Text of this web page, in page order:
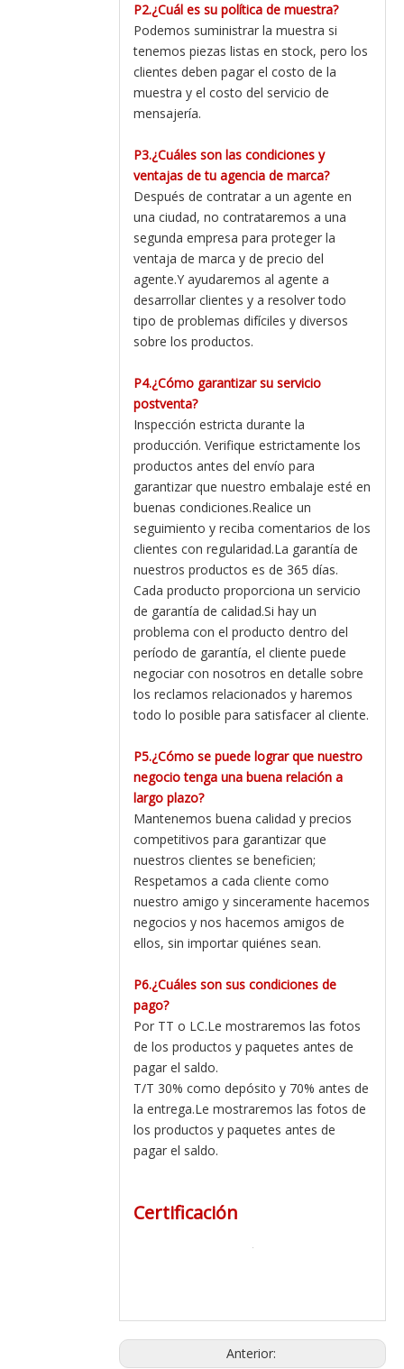
P2.¿Cuál es su política de muestra?
Podemos suministrar la muestra si
tenemos piezas listas en stock, pero los
clientes deben pagar el costo de la
muestra y el costo del servicio de
mensajería.
P3.¿Cuáles son las condiciones y
ventajas de tu agencia de marca?
Después de contratar a un agente en
una ciudad, no contrataremos a una
segunda empresa para proteger la
ventaja de marca y de precio del
agente.Y ayudaremos al agente a
desarrollar clientes y a resolver todo
tipo de problemas difíciles y diversos
sobre los productos.
P4.¿Cómo garantizar su servicio
postventa?
Inspección estricta durante la
producción. Verifique estrictamente los
productos antes del envío para
garantizar que nuestro embalaje esté en
buenas condiciones.Realice un
seguimiento y reciba comentarios de los
clientes con regularidad.La garantía de
nuestros productos es de 365 días.
Cada producto proporciona un servicio
de garantía de calidad.Si hay un
problema con el producto dentro del
período de garantía, el cliente puede
negociar con nosotros en detalle sobre
los reclamos relacionados y haremos
todo lo posible para satisfacer al cliente.
P5.¿Cómo se puede lograr que nuestro
negocio tenga una buena relación a
largo plazo?
Mantenemos buena calidad y precios
competitivos para garantizar que
nuestros clientes se beneficien;
Respetamos a cada cliente como
nuestro amigo y sinceramente hacemos
negocios y nos hacemos amigos de
ellos, sin importar quiénes sean.
P6.¿Cuáles son sus condiciones de
pago?
Por TT o LC.Le mostraremos las fotos
de los productos y paquetes antes de
pagar el saldo.
T/T 30% como depósito y 70% antes de
la entrega.Le mostraremos las fotos de
los productos y paquetes antes de
pagar el saldo.
Certificación
Anterior: